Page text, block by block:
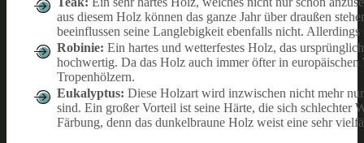
aus diesem Holz können das ganze Jahr über draußen
beeinflussen seine Langlebigkeit ebenfalls nicht.
Robinie: Ein hartes und wetterfestes Holz, das
hochwertig. Da das Holz auch immer öfter in
Tropenhölzern.
Eukalyptus: Diese Holzart wird inzwischen nicht mehr
sind. Ein großer Vorteil ist seine Härte, die sich schlechter
Färbung, denn das dunkelbraune Holz weist eine sehr